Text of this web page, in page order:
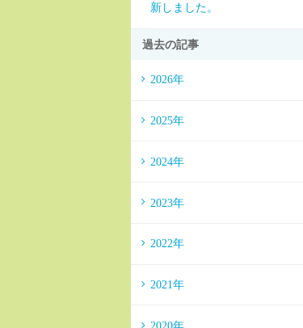
新しました。
過去の記事
2026年
2025年
2024年
2023年
2022年
2021年